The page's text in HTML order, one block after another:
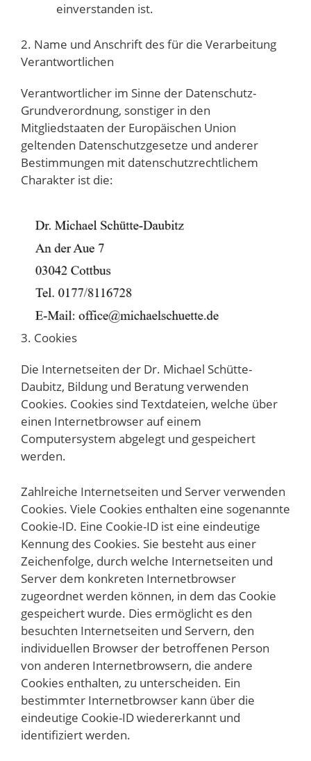
einverstanden ist.
2. Name und Anschrift des für die Verarbeitung
Verantwortlichen
Verantwortlicher im Sinne der Datenschutz-
Grundverordnung, sonstiger in den
Mitgliedstaaten der Europäischen Union
geltenden Datenschutzgesetze und anderer
Bestimmungen mit datenschutzrechtlichem
Charakter ist die:
3. Cookies
Die Internetseiten der Dr. Michael Schütte-
Daubitz, Bildung und Beratung verwenden
Cookies. Cookies sind Textdateien, welche über
einen Internetbrowser auf einem
Computersystem abgelegt und gespeichert
werden.
Zahlreiche Internetseiten und Server verwenden
Cookies. Viele Cookies enthalten eine sogenannte
Cookie-ID. Eine Cookie-ID ist eine eindeutige
Kennung des Cookies. Sie besteht aus einer
Zeichenfolge, durch welche Internetseiten und
Server dem konkreten Internetbrowser
zugeordnet werden können, in dem das Cookie
gespeichert wurde. Dies ermöglicht es den
besuchten Internetseiten und Servern, den
individuellen Browser der betroffenen Person
von anderen Internetbrowsern, die andere
Cookies enthalten, zu unterscheiden. Ein
bestimmter Internetbrowser kann über die
eindeutige Cookie-ID wiedererkannt und
identifiziert werden.